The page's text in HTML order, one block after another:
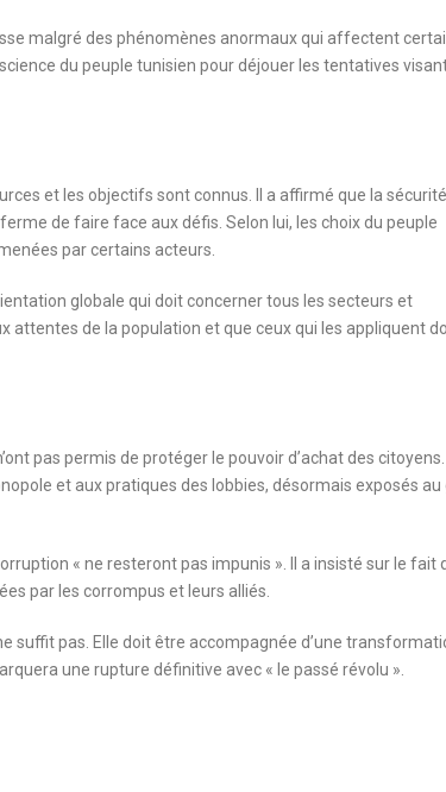
malgré des phénomènes anormaux qui affectent
du peuple tunisien pour déjouer les tentatives
et les objectifs sont connus. Il a affirmé que la
de faire face aux défis. Selon lui, les choix du peuple
par certains acteurs.
globale qui doit concerner tous les secteurs et
attentes de la population et que ceux qui les appliquent
pas permis de protéger le pouvoir d’achat des citoyens.
et aux pratiques des lobbies, désormais exposés au
« ne resteront pas impunis ». Il a insisté sur le fait
par les corrompus et leurs alliés.
suffit pas. Elle doit être accompagnée d’une
une rupture définitive avec « le passé révolu ».